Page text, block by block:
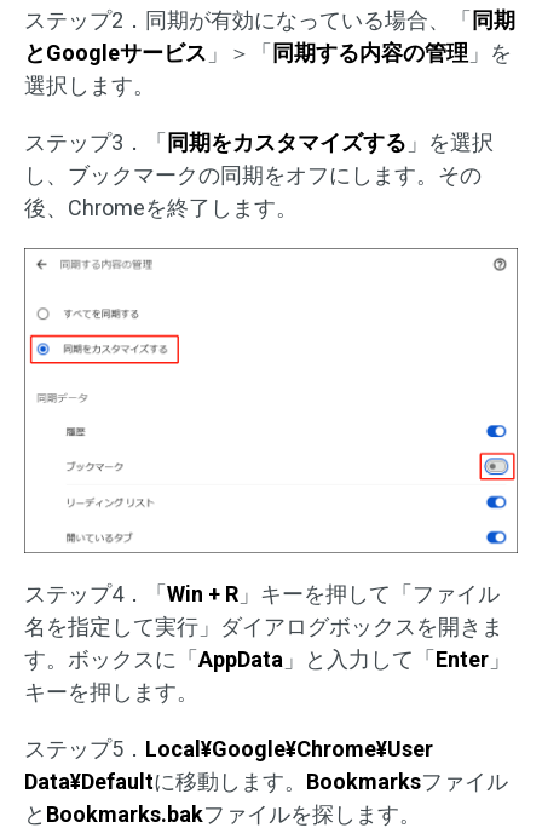
ステップ2．同期が有効になっている場合、「 同期
とGoogleサービス 」＞「 同期する内容の管理 」を
選択します。
ステップ3．「 同期をカスタマイズする 」を選択
し、ブックマークの同期をオフにします。その
後、Chromeを終了します。
ステップ4．「 Win + R 」キーを押して「ファイル
名を指定して実行」ダイアログボックスを開きま
す。ボックスに「 AppData 」と入力して「 Enter 」
キーを押します。
ステップ5． Local¥Google¥Chrome¥User
Data¥Defaultに移動します。 Bookmarksファイル
と Bookmarks.bakファイルを探します。